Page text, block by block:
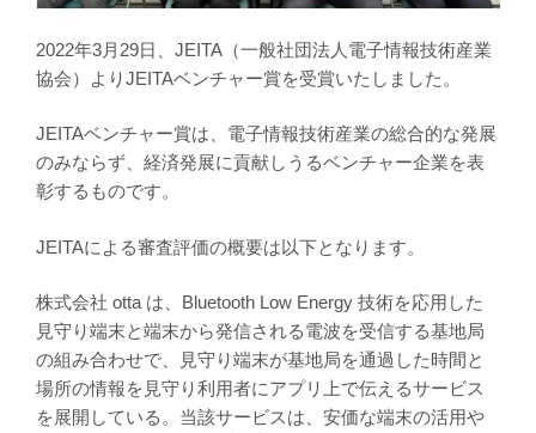
2022年3月29日、JEITA（一般社団法人電子情報技術産業
協会）よりJEITAベンチャー賞を受賞いたしました。
JEITAベンチャー賞は、電子情報技術産業の総合的な発展
のみならず、経済発展に貢献しうるベンチャー企業を表
彰するものです。
JEITAによる審査評価の概要は以下となります。
株式会社 otta は、Bluetooth Low Energy 技術を応用した
見守り端末と端末から発信される電波を受信する基地局
の組み合わせで、見守り端末が基地局を通過した時間と
場所の情報を見守り利用者にアプリ上で伝えるサービス
を展開している。当該サービスは、安価な端末の活用や